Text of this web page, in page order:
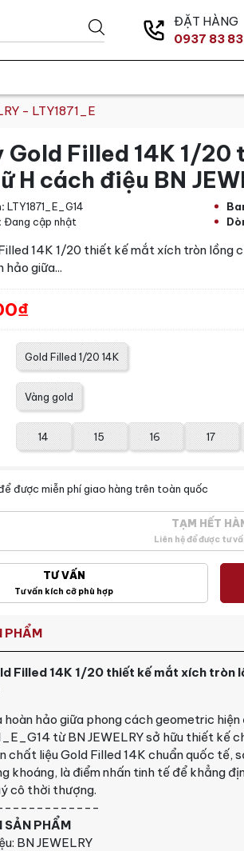
ĐẶT HÀNG
0937 83
- LTY1871_E
Gold Filled 14K 1/
H cách điệu BN
LTY1871_E_G14
Đang cập nhật
14K 1/20 thiết kế mắt xích tròn lồng
hảo giữa...
Gold Filled 1/20 14K
Vàng gold
14 15 16 17
được miễn phí giao hàng trên toàn quốc
TẠM HẾT
Liên hệ để được tư
TƯ VẤN
Tư vấn kích cỡ phù hợp
PHẨM
Filled 14K 1/20 thiết kế mắt xích tròn
hoàn hảo giữa phong cách geometric
từ BN JEWELRY sở hữu thiết kế
chất liệu Gold Filled 14K chuẩn quốc tế,
khoáng, là điểm nhấn tinh tế để khẳng
cô thời thượng.
SẢN PHẨM
BN JEWELRY